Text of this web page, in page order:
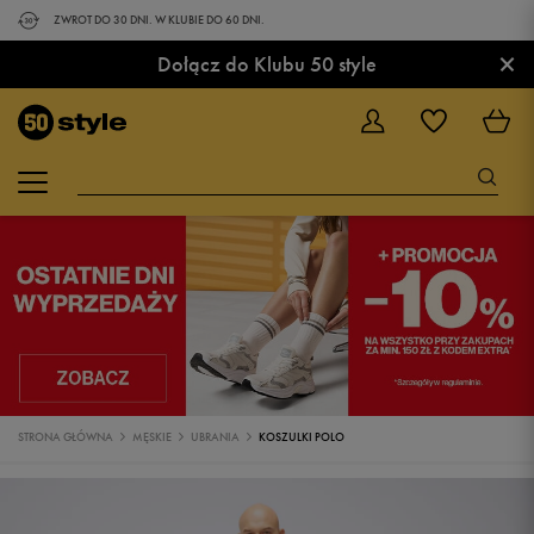
ZWROT DO 30 DNI. W KLUBIE DO 60 DNI.
Dołącz do Klubu 50 style ×
STRONA GŁÓWNA MĘSKIE UBRANIA KOSZULKI POLO